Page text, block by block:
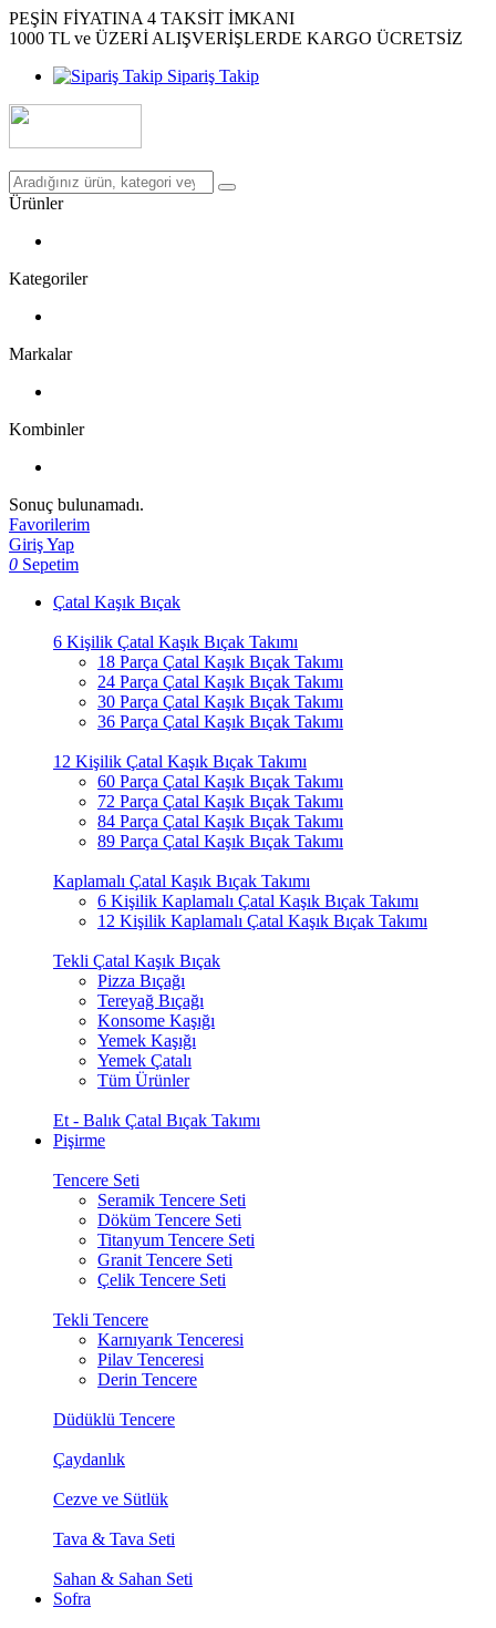
PEŞİN FİYATINA 4 TAKSİT İMKANI
1000 TL ve ÜZERİ ALIŞVERİŞLERDE KARGO ÜCRETSİZ
Sipariş Takip
Ürünler
Kategoriler
Markalar
Kombinler
Sonuç bulunamadı.
Favorilerim
Giriş Yap
0 Sepetim
Çatal Kaşık Bıçak
6 Kişilik Çatal Kaşık Bıçak Takımı
18 Parça Çatal Kaşık Bıçak Takımı
24 Parça Çatal Kaşık Bıçak Takımı
30 Parça Çatal Kaşık Bıçak Takımı
36 Parça Çatal Kaşık Bıçak Takımı
12 Kişilik Çatal Kaşık Bıçak Takımı
60 Parça Çatal Kaşık Bıçak Takımı
72 Parça Çatal Kaşık Bıçak Takımı
84 Parça Çatal Kaşık Bıçak Takımı
89 Parça Çatal Kaşık Bıçak Takımı
Kaplamalı Çatal Kaşık Bıçak Takımı
6 Kişilik Kaplamalı Çatal Kaşık Bıçak Takımı
12 Kişilik Kaplamalı Çatal Kaşık Bıçak Takımı
Tekli Çatal Kaşık Bıçak
Pizza Bıçağı
Tereyağ Bıçağı
Konsome Kaşığı
Yemek Kaşığı
Yemek Çatalı
Tüm Ürünler
Et - Balık Çatal Bıçak Takımı
Pişirme
Tencere Seti
Seramik Tencere Seti
Döküm Tencere Seti
Titanyum Tencere Seti
Granit Tencere Seti
Çelik Tencere Seti
Tekli Tencere
Karnıyarık Tenceresi
Pilav Tenceresi
Derin Tencere
Düdüklü Tencere
Çaydanlık
Cezve ve Sütlük
Tava & Tava Seti
Sahan & Sahan Seti
Sofra